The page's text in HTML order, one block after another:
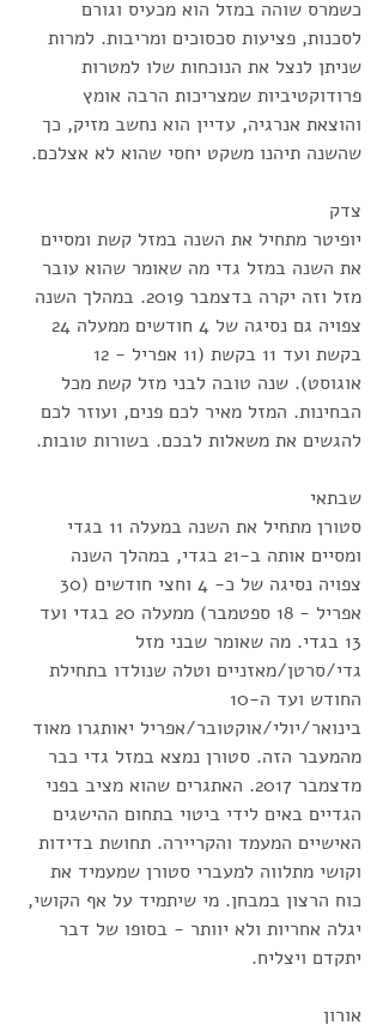
כשמרס שוהה במזל הוא מכעיס וגורם
לסכנות, פציעות סכסוכים ומריבות. למרות
שניתן לנצל את הנוכחות שלו למטרות
פרודוקטיביות שמצריכות הרבה אומץ
והוצאת אנרגיה, עדיין הוא נחשב מזיק, כך
שהשנה תיהנו משקט יחסי שהוא לא אצלכם.
צדק
יופיטר מתחיל את השנה במזל קשת ומסיים
את השנה במזל גדי מה שאומר שהוא עובר
מזל וזה יקרה בדצמבר 2019. במהלך השנה
אוגוסט). שנה טובה לבני מזל קשת מכל
הבחינות. המזל מאיר לכם פנים, ועוזר לכם
להגשים את משאלות לבכם. בשורות טובות.
שבתאי
סטורן מתחיל את השנה במעלה 11 בגדי
ומסיים אותה ב-21 בגדי, במהלך השנה
אפריל - 18 ספטמבר) ממעלה 20 בגדי ועד
13 בגדי. מה שאומר שבני מזל
גדי/סרטן/מאזניים וטלה שנולדו בתחילת
בינואר/יולי/אוקטובר/אפריל יאותגרו מאוד
מהמעבר הזה. סטורן נמצא במזל גדי כבר
מדצמבר 2017. האתגרים שהוא מציב בפני
הגדיים באים לידי ביטוי בתחום ההישגים
האישיים המעמד והקריירה. תחושת בדידות
וקושי מתלווה למעברי סטורן שמעמיד את
כוח הרצון במבחן. מי שיתמיד על אף הקושי,
יגלה אחריות ולא יוותר - בסופו של דבר
יתקדם ויצליח.
אורון